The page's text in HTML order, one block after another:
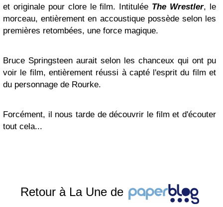
et originale pour clore le film. Intitulée The Wrestler, le
morceau, entièrement en accoustique possède selon les
premières retombées, une force magique.
Bruce Springsteen aurait selon les chanceux qui ont pu
voir le film, entièrement réussi à capté l'esprit du film et
du personnage de Rourke.
Forcément, il nous tarde de découvrir le film et d'écouter
tout cela...
Retour à La Une de